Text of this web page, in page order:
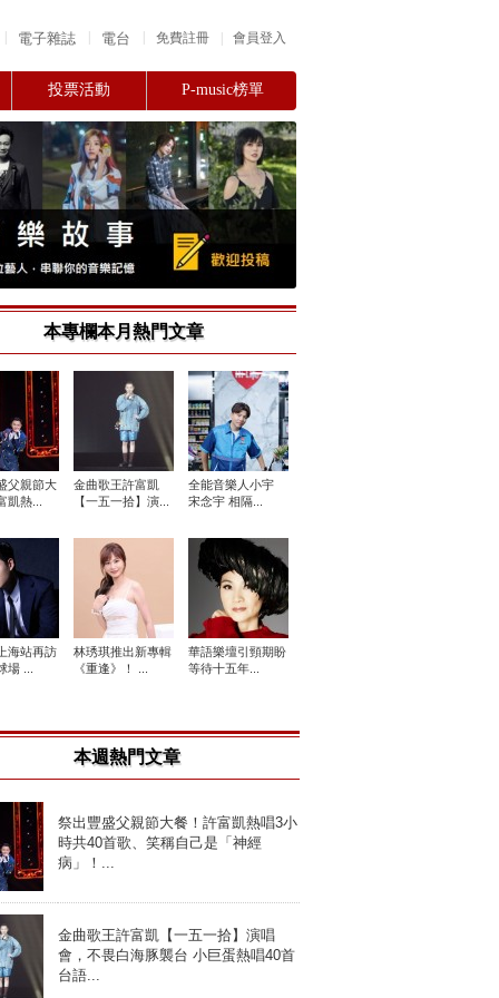
會員登入
免費註冊
電子雜誌 電台
投票活動 P-music榜單
本專欄本月熱門文章
父親節大
凱熱...
金曲歌王許富凱
【一五一拾】演...
全能音樂人小宇
宋念宇 相隔...
海站再訪
場 ...
林琇琪推出新專輯
《重逢》！ ...
華語樂壇引頸期盼
等待十五年...
本週熱門文章
祭出豐盛父親節大餐！許富凱熱唱3小
時共40首歌、笑稱自己是「神經
病」！...
金曲歌王許富凱【一五一拾】演唱
會，不畏白海豚襲台 小巨蛋熱唱40首
台語...